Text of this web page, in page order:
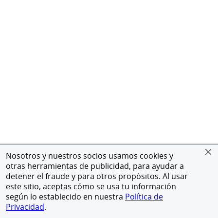
Nosotros y nuestros socios usamos cookies y
otras herramientas de publicidad, para ayudar a
detener el fraude y para otros propósitos. Al usar
este sitio, aceptas cómo se usa tu información
según lo establecido en nuestra Política de
Privacidad.